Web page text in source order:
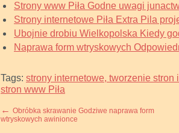
Strony www Piła Godne uwagi
Strony internetowe Piła Extra Pila
Ubojnie drobiu Wielkopolska Kiedy
Naprawa form wtryskowych
Tags: strony internetowe, tworzenie stron
stron www Piła
← Obróbka skrawanie Godziwe naprawa form
wtryskowych awinionce